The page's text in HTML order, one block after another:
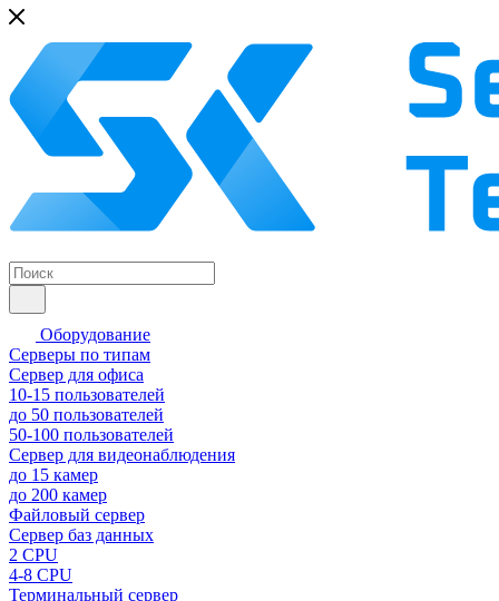
Оборудование
Серверы по типам
Сервер для офиса
10-15 пользователей
до 50 пользователей
50-100 пользователей
Сервер для видеонаблюдения
до 15 камер
до 200 камер
Файловый сервер
Сервер баз данных
2 CPU
4-8 CPU
Терминальный сервер